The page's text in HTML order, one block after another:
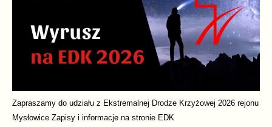
Zapraszamy do udziału z Ekstremalnej Drodze Krzyżowej 2026 rejonu
Mysłowice Zapisy i informacje na stronie EDK